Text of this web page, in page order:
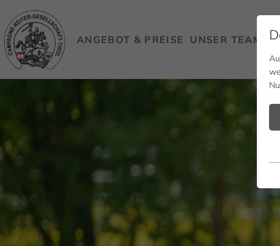
ANGEBOT & PREISE UNSER TEAM